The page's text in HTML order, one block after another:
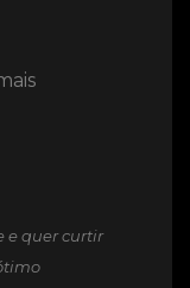
e quer curtir